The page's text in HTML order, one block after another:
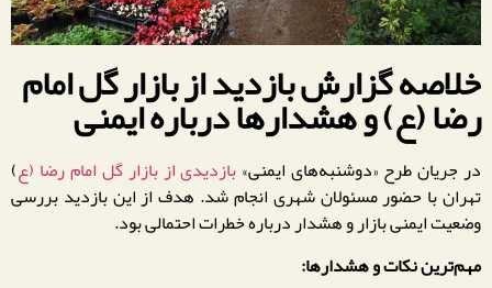
خلاصه گزارش بازدید از بازار گل امام
رضا (ع) و هشدارها درباره ایمنی
در جریان طرح «دوشنبه‌های ایمنی»بازدیدی از بازار گل امام رضا (ع)
تهران با حضور مسئولان شهری انجام شد. هدف از این بازدید بررسی
وضعیت ایمنی بازار و هشدار درباره خطرات احتمالی بود.
مهم‌ترین نکات و هشدارها: